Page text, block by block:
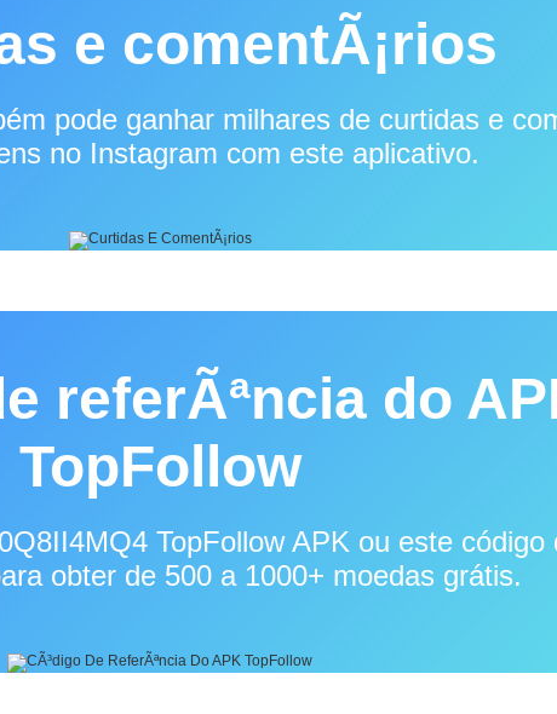
e comentÃ¡rios
pode ganhar milhares de curtidas e
no Instagram com este aplicativo.
referÃªncia do
TopFollow
TopFollow APK ou este código
obter de 500 a 1000+ moedas grátis.